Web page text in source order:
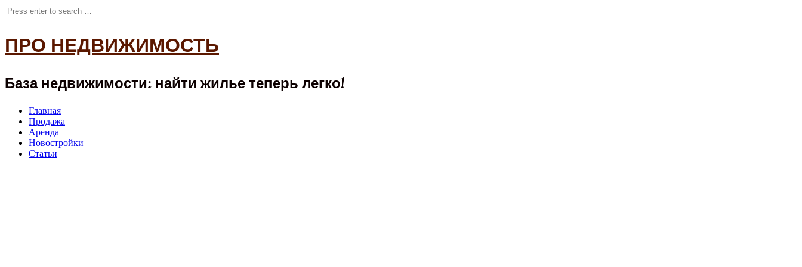
ПРО НЕДВИЖИМОСТЬ
База недвижимости: найти жилье теперь легко!
Главная
Продажа
Аренда
Новостройки
Статьи